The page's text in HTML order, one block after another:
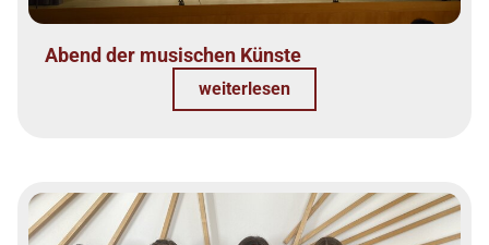
Abend der musischen Künste
weiterlesen